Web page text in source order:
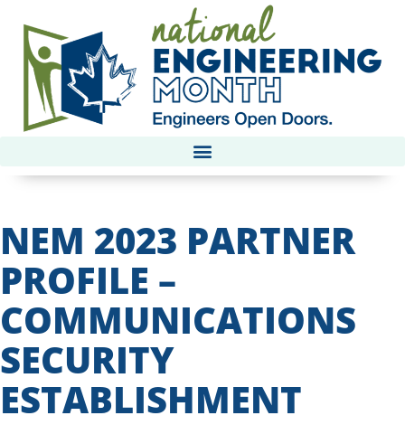
NEM 2023 PARTNER
PROFILE –
COMMUNICATIONS
SECURITY
ESTABLISHMENT